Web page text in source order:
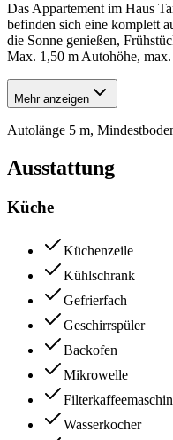
Das Appartement im Haus
befinden sich eine komplett
die Sonne genießen,
Max. 1,50 m Autohöhe,
Mehr anzeigen
Autolänge 5 m,
Ausstattung
Küche
Küchenzeile
Kühlschrank
Gefrierfach
Geschirrspüler
Backofen
Mikrowelle
Wasserkocher